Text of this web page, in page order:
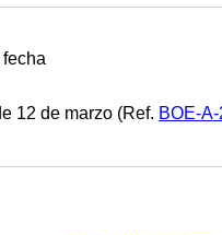
fecha
12 de marzo (Ref. BOE-